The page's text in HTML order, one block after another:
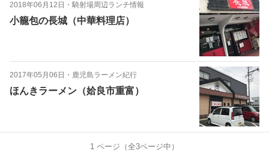
2018年06月12日 ・ 騎射場周辺ランチ情報
小籠包の長城（中華料理店）
2017年05月06日 ・ 鹿児島ラーメン紀行
ほんきラーメン（姶良市重富）
1 ページ（全3ページ中）